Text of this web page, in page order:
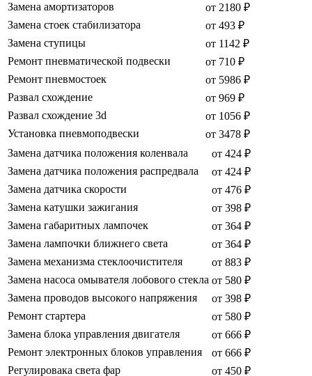
Замена амортизаторов
от 2180 ₽
Замена стоек стабилизатора
от 493 ₽
Замена ступицы
от 1142 ₽
Ремонт пневматической подвески
от 710 ₽
Ремонт пневмостоек
от 5986 ₽
Развал схождение
от 969 ₽
Развал схождение 3d
от 1056 ₽
Установка пневмоподвески
от 3478 ₽
Замена датчика положения коленвала
от 424 ₽
Замена датчика положения распредвала
от 424 ₽
Замена датчика скорости
от 476 ₽
Замена катушки зажигания
от 398 ₽
Замена габаритных лампочек
от 364 ₽
Замена лампочки ближнего света
от 364 ₽
Замена механизма стеклоочистителя
от 883 ₽
Замена насоса омывателя лобового стекла от 580 ₽
Замена проводов высокого напряжения
от 398 ₽
Ремонт стартера
от 580 ₽
Замена блока управления двигателя
от 666 ₽
Ремонт электронных блоков управления
от 666 ₽
Регулировака света фар
от 450 ₽